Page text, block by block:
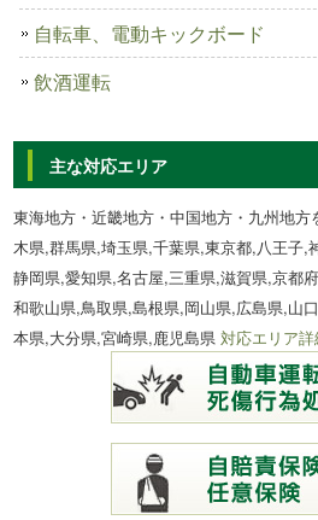
自転車、電動キックボード
飲酒運転
主な対応エリア
東海地方・近畿地方・中国地方・九州地
木県,群馬県,埼玉県,千葉県,東京都,八王子,
静岡県,愛知県,名古屋,三重県,滋賀県,京都
和歌山県,鳥取県,島根県,岡山県,広島県,山
本県,大分県,宮崎県,鹿児島県対応エリア